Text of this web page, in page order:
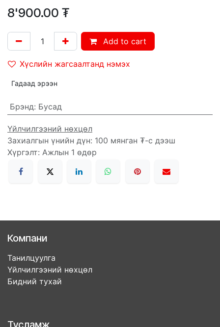
8'900.00 ₮
Add to cart
Хүслийн жагсаалтанд нэмэх
Гадаад эрээн
Брэнд: Бусад
Үйлчилгээний нөхцөл
Захиалгын үнийн дүн: 100 мянган ₮-с дээш
Хүргэлт: Ажлын 1 өдөр
Компани
Танилцуулга
Үйлчилгээний нөхцөл
Бидний тухай
Тусламж